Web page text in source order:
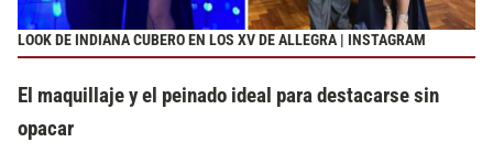
LOOK DE INDIANA CUBERO EN LOS XV DE ALLEGRA | INSTAGRAM
El maquillaje y el peinado ideal para destacarse sin
opacar